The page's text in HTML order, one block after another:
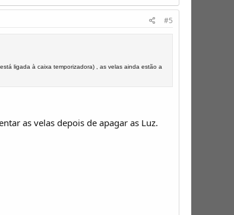
#5
ligada à caixa temporizadora) , as velas ainda estão a
as velas depois de apagar as Luz.